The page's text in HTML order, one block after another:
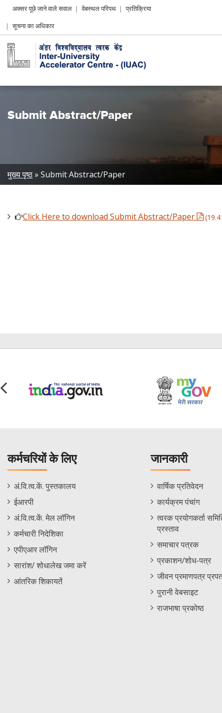
Header
menu
अक्सर पूछे जाने वाले सवाल वेबस्थल परिपथ
प्रतिक्रिया
सूचना का अधिकार
Submit Abstract/Paper
Breadcrumb
मुख्य पृष्ठ Submit Abstract/Paper
Click Here to download Submit Abstract/Paper
कर्मचरियों के लिए
Staff
Footer
Menu
अं.वि.त्व.कें. पुस्तकालय
ईआरपी
अं.वि.त्व.कें. मेल लॉगिन
कर्मचारी निदेशिका
एपीएआर लॉगिन
सारांश/ शोधालेख जमा करें
आंतरिक शिकायतें
जानकारी
Informations
Menu
वार्षिक प्रतिवेदन
कार्यक्रम पंचांग
त्वरक प्रयोगकर्ता
प्रस्ताव
समाचार पत्रक
प्रकाशन/शोध-पत्र
जीवन प्रमाणपत्र
पुरानी वेबसाइट
राजभाषा प्रकोष्ठ